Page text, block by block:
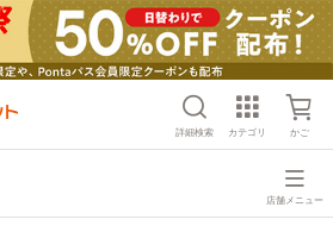
詳細検索 カテゴリ かご
店舗メニュー